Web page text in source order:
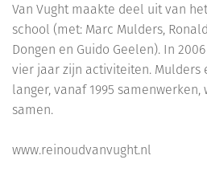
Van Vught maakte deel uit van
school (met: Marc Mulders,
Dongen en Guido Geelen). In
vier jaar zijn activiteiten. Mulders
langer, vanaf 1995 samenwerken,
samen.
www.reinoudvanvught.nl